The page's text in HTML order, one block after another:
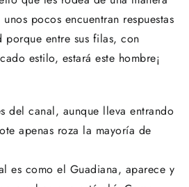
pocos encuentran respuestas
porque entre sus filas, con
estilo, estará este hombre¡
del canal, aunque lleva entrando
apenas roza la mayoría de
es como el Guadiana, aparece y